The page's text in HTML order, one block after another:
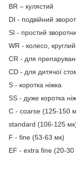
BR – кулястий
DI - подвійний
SI - простий
WR - колесо,
CR - для
CD - для дитячої
S - коротка ніжка
SS - дуже коротка
C - coarse (125-150
standard (106-125
F - fine (53-63 мк)
EF - extra fine (20-30